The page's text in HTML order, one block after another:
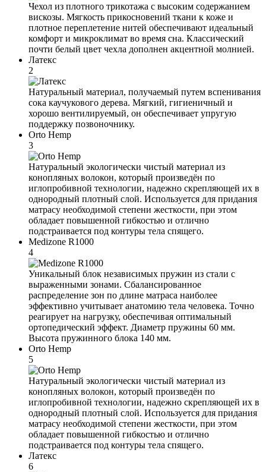
Чехол из плотного трикотажа с высоким содержанием
вискозы. Мягкость прикосновений ткани к коже и
плотное переплетение нитей обеспечивают идеальный
комфорт и микроклимат во время сна. Классический
почти белый цвет чехла дополнен акцентной молнией.
Латекс
2
Натуральный материал, получаемый путем вспенивания
сока каучукового дерева. Мягкий, гигиеничный и
хорошо вентилируемый, он обеспечивает упругую
поддержку позвоночнику.
Orto Hemp
3
Натуральный экологически чистый материал из
конопляных волокон, который произведён по
иглопробивной технологии, надежно скрепляющей их в
однородный плотный слой. Используется для придания
матрасу необходимой степени жесткости, при этом
обладает повышенной гибкостью и отлично
подстраивается под контуры тела спящего.
Medizone R1000
4
Уникальный блок независимых пружин из стали с
выраженными зонами. Сбалансированное
распределение зон по длине матраса наиболее
эффективно учитывает анатомию тела человека. Точно
реагирует на нагрузку, обеспечивая оптимальный
ортопедический эффект. Диаметр пружины 60 мм.
Высота пружинного блока 140 мм.
Orto Hemp
5
Натуральный экологически чистый материал из
конопляных волокон, который произведён по
иглопробивной технологии, надежно скрепляющей их в
однородный плотный слой. Используется для придания
матрасу необходимой степени жесткости, при этом
обладает повышенной гибкостью и отлично
подстраивается под контуры тела спящего.
Латекс
6